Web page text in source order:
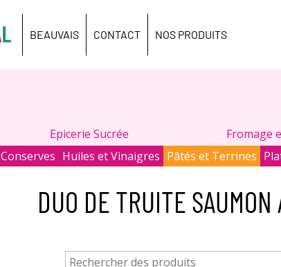
local
-
BEAUVAIS CONTACT NOS PRODUITS
Epicerie Sucrée Fromage
Conserves Huiles et Vinaigres Pâtés et Terrines
DUO DE TRUITE